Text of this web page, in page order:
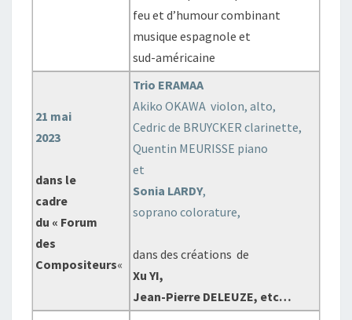
feu et d’humour combinant
musique espagnole et
sud-américaine
21 mai
2023
dans le
cadre
du « Forum
des
Compositeurs«
Trio ERAMAA
Akiko OKAWA violon, alto,
Cedric de BRUYCKER clarinette,
Quentin MEURISSE piano
et
Sonia LARDY,
soprano colorature,
dans des créations de
Xu YI,
Jean-Pierre DELEUZE, etc…